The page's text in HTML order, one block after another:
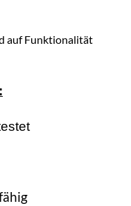
auf Funktionalität